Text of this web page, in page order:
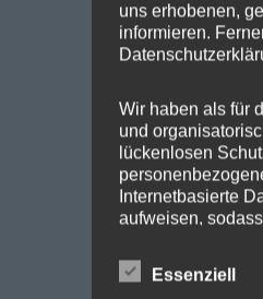
SPD in Startseite
Kategorien
Abgeordnetenhaus
BER
uns erhobenen,
informieren.
Wir haben als für
und
lückenlosen
Internetbasierte
aufweisen,
telefonisch, an
Essenziell